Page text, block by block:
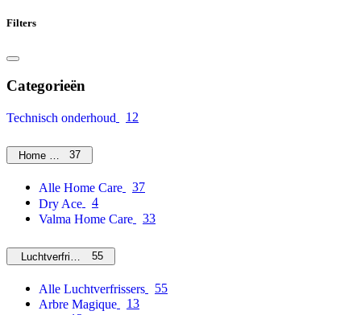
Filters
Categorieën
Technisch onderhoud 12
Home Care37
Alle Home Care
37
Dry Ace
4
Valma Home Care
33
Luchtverfrissers55
Alle Luchtverfrissers
55
Arbre Magique
13